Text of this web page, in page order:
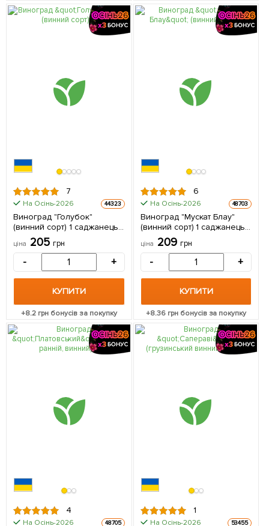
7
На Осінь-2026 44323
Виноград "Голубок"
(винний сорт) 1 саджанець
в упаковці
ціна 205 грн
- +
КУПИТИ
+8.2 грн бонусів за покупку
6
На Осінь-2026 48703
Виноград "Мускат Блау"
(винний сорт) 1 саджанець
в упаковці
ціна 209 грн
- +
КУПИТИ
+8.36грн бонусів за покупку
4
На Осінь-2026 48705
1
На Осінь-2026 53455